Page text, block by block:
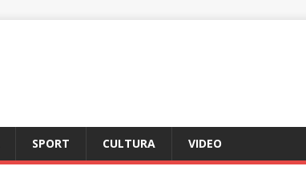
SPORT CULTURA VIDEO